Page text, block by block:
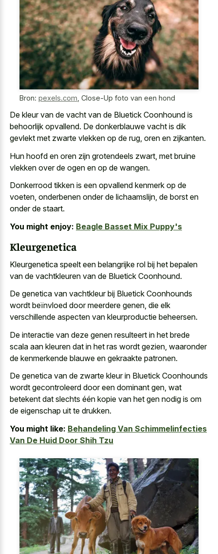
Bron: pexels.com Close-Up foto van een hond
De kleur van de vacht van de Bluetick Coonhound is
behoorlijk opvallend. De donkerblauwe vacht is dik
gevlekt met zwarte vlekken op de rug, oren en zijkanten.
Hun hoofd en oren zijn grotendeels zwart, met bruine
vlekken over de ogen en op de wangen.
Donkerrood tikken is een opvallend kenmerk op de
voeten, onderbenen onder de lichaamslijn, de borst en
onder de staart.
You might enjoy: Beagle Basset Mix Puppy's
Kleurgenetica
Kleurgenetica speelt een belangrijke rol bij het bepalen
van de vachtkleuren van de Bluetick Coonhound.
De genetica van vachtkleur bij Bluetick Coonhounds
wordt beïnvloed door meerdere genen, die elk
verschillende aspecten van kleurproductie beheersen.
De interactie van deze genen resulteert in het brede
scala aan kleuren dat in het ras wordt gezien, waaronder
de kenmerkende blauwe en gekraakte patronen.
De genetica van de zwarte kleur in Bluetick Coonhounds
wordt gecontroleerd door een dominant gen, wat
betekent dat slechts één kopie van het gen nodig is om
de eigenschap uit te drukken.
You might like: Behandeling Van Schimmelinfecties
Van De Huid Door Shih Tzu